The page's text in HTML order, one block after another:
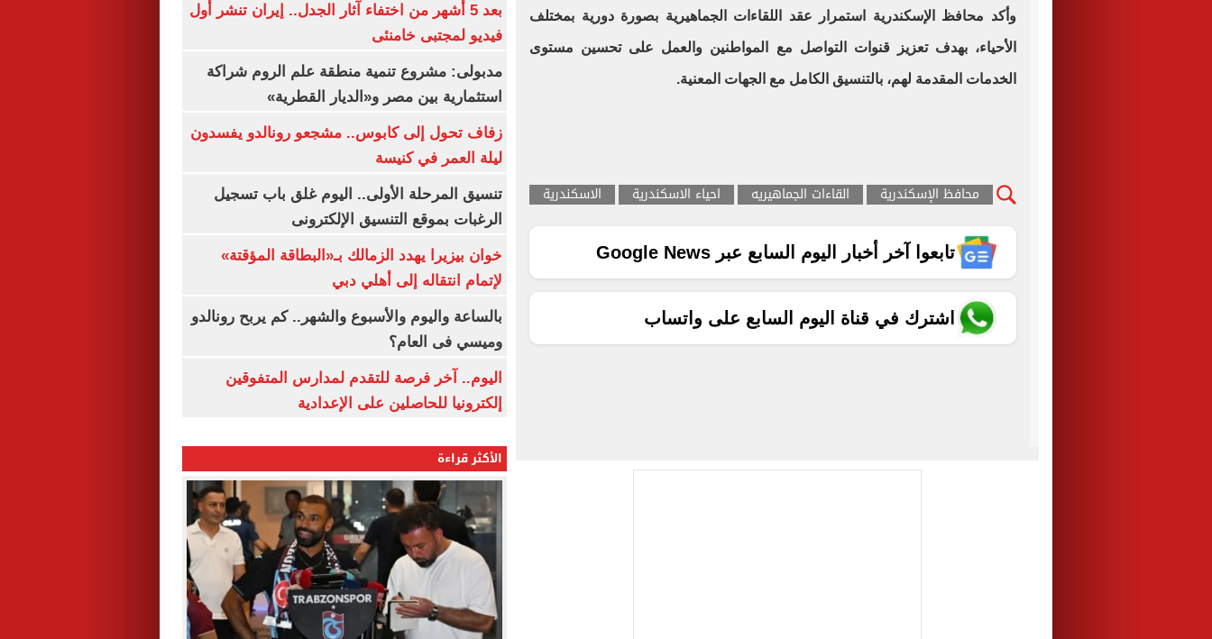
وأكد محافظ الإسكندرية استمرار عقد اللقاءات الجماهيرية بصورة دورية بمختلف
الأحياء، بهدف تعزيز قنوات التواصل مع المواطنين والعمل على تحسين مستوى
الخدمات المقدمة لهم، بالتنسيق الكامل مع الجهات المعنية.
محافظ الإسكندرية القاءات الجماهيريه احياء الاسكندرية الاسكندرية
تابعوا آخر أخبار اليوم السابع عبر Google News
اشترك في قناة اليوم السابع على واتساب
بعد 5 أشهر من اختفاء آثار الجدل.. إيران تنشر أول
فيديو لمجتبى خامنئى
مدبولى: مشروع تنمية منطقة علم الروم شراكة
استثمارية بين مصر و«الديار القطرية»
زفاف تحول إلى كابوس.. مشجعو رونالدو يفسدون
ليلة العمر في كنيسة
تنسيق المرحلة الأولى.. اليوم غلق باب تسجيل
الرغبات بموقع التنسيق الإلكترونى
خوان بيزيرا يهدد الزمالك بـ«البطاقة المؤقتة»
لإتمام انتقاله إلى أهلي دبي
بالساعة واليوم والأسبوع والشهر.. كم يربح رونالدو
وميسي فى العام؟
اليوم.. آخر فرصة للتقدم لمدارس المتفوقين
إلكترونيا للحاصلين على الإعدادية
الأكثر قراءة